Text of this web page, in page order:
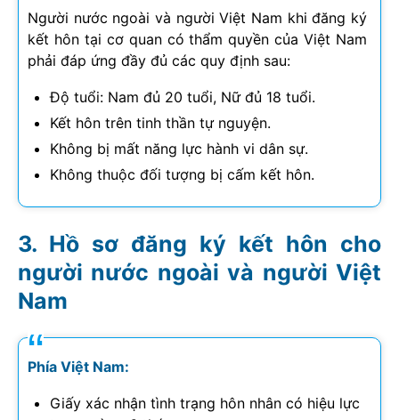
Người nước ngoài và người Việt Nam khi đăng ký
kết hôn tại cơ quan có thẩm quyền của Việt Nam
phải đáp ứng đầy đủ các quy định sau:
Độ tuổi: Nam đủ 20 tuổi, Nữ đủ 18 tuổi.
Kết hôn trên tinh thần tự nguyện.
Không bị mất năng lực hành vi dân sự.
Không thuộc đối tượng bị cấm kết hôn.
Hồ sơ đăng ký kết hôn cho
người nước ngoài và người Việt
Nam
Phía Việt Nam:
Giấy xác nhận tình trạng hôn nhân có hiệu lực